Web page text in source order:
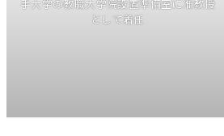
手大学の教職大学院設置準備室に准教授
として着任